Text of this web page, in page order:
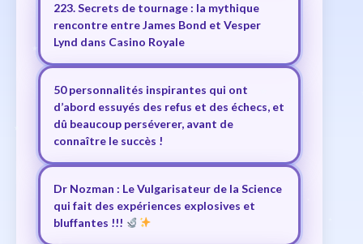
223. Secrets de tournage : la mythique
rencontre entre James Bond et Vesper
Lynd dans Casino Royale
50 personnalités inspirantes qui ont
d’abord essuyés des refus et des échecs, et
dû beaucoup perséverer, avant de
connaître le succès !
Dr Nozman : Le Vulgarisateur de la Science
qui fait des expériences explosives et
bluffantes !!!